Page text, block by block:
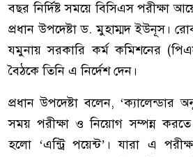
বছর নির্দিষ্ট সময়ে বিসিএস পরীক্ষা
প্রধান উপদেষ্টা ড. মুহাম্মদ ইউনূস।
যমুনায় সরকারি কর্ম কমিশনের
বৈঠকে তিনি এ নির্দেশ দেন।
প্রধান উপদেষ্টা বলেন, ‘ক্যালেন্ডার
সময় পরীক্ষা ও নিয়োগ সম্পন্ন করতে
হলো ‘এন্ট্রি পয়েন্ট’। যারা এ